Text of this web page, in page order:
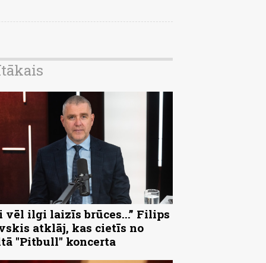
vēl ilgi laizīs brūces...” Filips
atklāj, kas cietīs no
"Pitbull" koncerta